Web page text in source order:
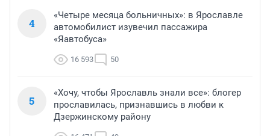
4
«Четыре месяца больничных»: в Ярославле
автомобилист изувечил пассажира
«Яавтобуса»
16 593 50
5
«Хочу, чтобы Ярославль знали все»: блогер
прославилась, признавшись в любви к
Дзержинскому району